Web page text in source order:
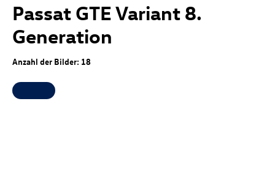
Passat GTE Variant 8.
Generation
Anzahl der Bilder: 18